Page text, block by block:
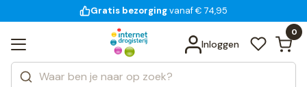
voor 18:00 uur besteld
Gratis bezorging
14 dagen bedenktijd
Inloggen
0
Zoeken
Categorieën
Merken
Bekijk alle resultaten